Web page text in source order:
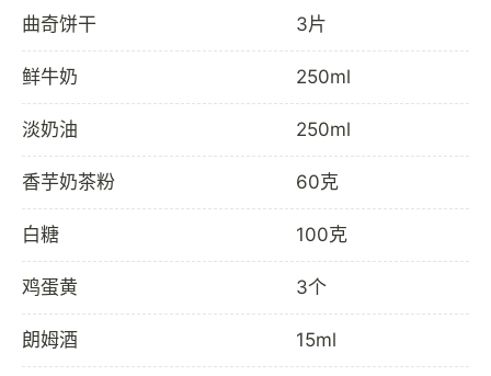
曲奇饼干 3片
鲜牛奶 250ml
淡奶油 250ml
香芋奶茶粉 60克
白糖 100克
鸡蛋黄 3个
朗姆酒 15ml